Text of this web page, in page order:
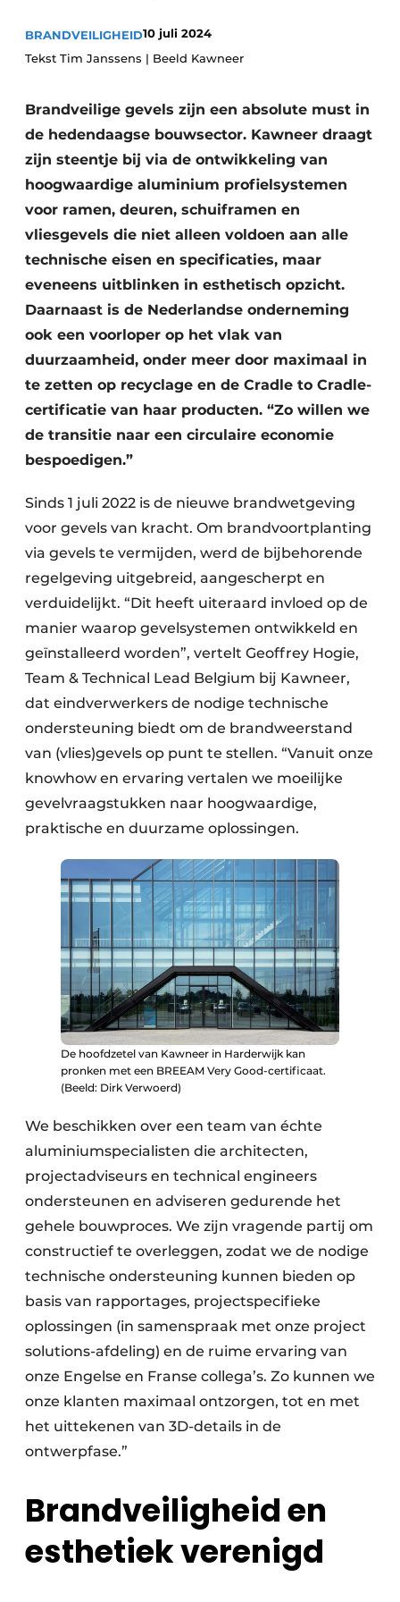
Vacatures
Aanmelden
Bedrijven
Bedrijven
Akoestiek
Brandveiligheid
BIM
Evenementen
Dak & Gevel
Houtbouw
HVAC
Interieurarchitectuur
Keukens
Renovatie
Toegangscontrole
Veiligheid & Opleiding
Zonwering
BRANDVEILIGHEID10 juli 2024
Tekst Tim Janssens | Beeld Kawneer
Brandveilige gevels zijn een absolute must in
de hedendaagse bouwsector. Kawneer draagt
zijn steentje bij via de ontwikkeling van
hoogwaardige aluminium profielsystemen
voor ramen, deuren, schuiframen en
vliesgevels die niet alleen voldoen aan alle
technische eisen en specificaties, maar
eveneens uitblinken in esthetisch opzicht.
Daarnaast is de Nederlandse onderneming
ook een voorloper op het vlak van
duurzaamheid, onder meer door maximaal in
te zetten op recyclage en de Cradle to Cradle-
certificatie van haar producten. “Zo willen we
de transitie naar een circulaire economie
bespoedigen.”
Sinds 1 juli 2022 is de nieuwe brandwetgeving
voor gevels van kracht. Om brandvoortplanting
via gevels te vermijden, werd de bijbehorende
regelgeving uitgebreid, aangescherpt en
verduidelijkt. “Dit heeft uiteraard invloed op de
manier waarop gevelsystemen ontwikkeld en
geïnstalleerd worden”, vertelt Geoffrey Hogie,
Team & Technical Lead Belgium bij Kawneer,
dat eindverwerkers de nodige technische
ondersteuning biedt om de brandweerstand
van (vlies)gevels op punt te stellen. “Vanuit onze
knowhow en ervaring vertalen we moeilijke
gevelvraagstukken naar hoogwaardige,
praktische en duurzame oplossingen.
De hoofdzetel van Kawneer in Harderwijk kan
pronken met een BREEAM Very Good-certificaat.
(Beeld: Dirk Verwoerd)
We beschikken over een team van échte
aluminiumspecialisten die architecten,
projectadviseurs en technical engineers
ondersteunen en adviseren gedurende het
gehele bouwproces. We zijn vragende partij om
constructief te overleggen, zodat we de nodige
technische ondersteuning kunnen bieden op
basis van rapportages, projectspecifieke
oplossingen (in samenspraak met onze project
solutions-afdeling) en de ruime ervaring van
onze Engelse en Franse collega’s. Zo kunnen we
onze klanten maximaal ontzorgen, tot en met
het uittekenen van 3D-details in de
ontwerpfase.”
Brandveiligheid en
esthetiek verenigd